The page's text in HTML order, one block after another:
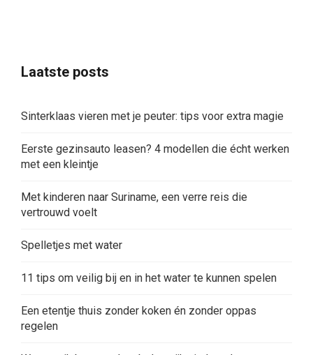
Laatste posts
Sinterklaas vieren met je peuter: tips voor extra magie
Eerste gezinsauto leasen? 4 modellen die écht werken
met een kleintje
Met kinderen naar Suriname, een verre reis die
vertrouwd voelt
Spelletjes met water
11 tips om veilig bij en in het water te kunnen spelen
Een etentje thuis zonder koken én zonder oppas
regelen